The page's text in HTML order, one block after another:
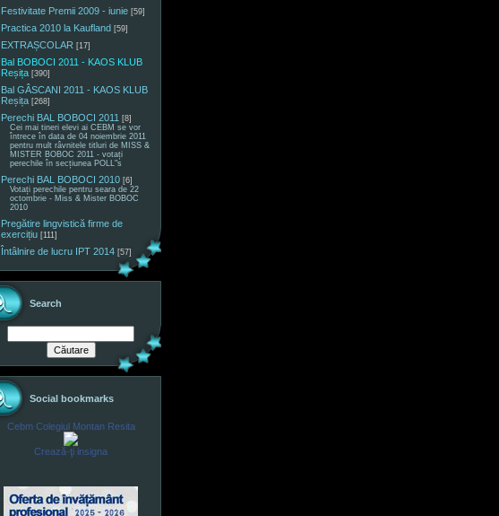
Festivitate Premii 2009 - iunie [59]
Practica 2010 la Kaufland [59]
EXTRAȘCOLAR [17]
Bal BOBOCI 2011 - KAOS KLUB
Reșița [390]
Bal GÂSCANI 2011 - KAOS KLUB
Reșița [268]
Perechi BAL BOBOCI 2011 [8]
Cei mai tineri elevi ai CEBM se vor
întrece în data de 04 noiembrie 2011
pentru mult râvnitele titluri de MISS &
MISTER BOBOC 2011 - votați
perechile în secțiunea POLL"s
Perechi BAL BOBOCI 2010 [6]
Votați perechile pentru seara de 22
octombrie - Miss & Mister BOBOC
2010
Pregătire lingvistică firme de
exercițiu [111]
Întâlnire de lucru IPT 2014 [57]
Search
Social bookmarks
Cebm Colegiul Montan Resita
Crează-ţi insigna